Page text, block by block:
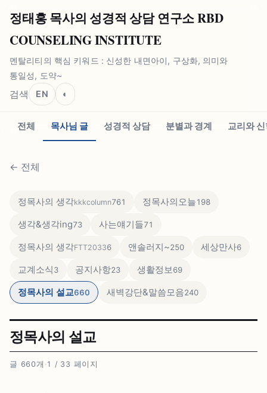
정태홍 목사의 성경적 상담 연구소 RBD
COUNSELING INSTITUTE
멘탈리티의 핵심 키워드 : 신성한 내면아이, 구상화, 의미와
통일성, 도약~
검색 EN ◐
전체 목사님 글 성경적 상담 분별과 경계 교리와
← 전체
정목사의 생각kkkcolumn761 정목사의오늘198
생각&생각ing73 사는얘기들71
정목사의 생각FTT20336 앤솔러지~250 세상만사6
교계소식3 공지사항23 생활정보69
정목사의 설교660 새벽강단&말씀모음240
정목사의 설교
글 660개 · 1 / 33 페이지